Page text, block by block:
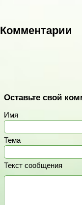
Комментарии
Оставьте свой
Имя
Тема
Текст сообщения